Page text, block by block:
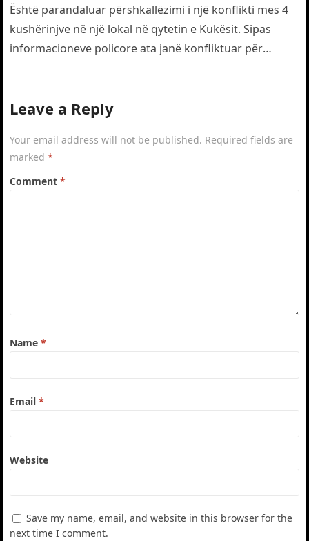
drejt traumës
Është parandaluar përshkallëzimi i një konflikti mes 4
kushërinjve në një lokal në qytetin e Kukësit. Sipas
informacioneve policore ata janë konfliktuar për
Leave a Reply
Your email address will not be published. Required fields are
marked*
Comment*
Name*
Email*
Website
Save my name, email, and website in this browser for the
next time I comment.